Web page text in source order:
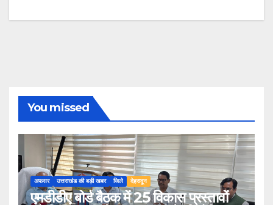
You missed
अफसर उत्तराखंड की बड़ी खबर जिले देहरादून
एमडीडीए बोर्ड बैठक में 25 विकास प्रस्तावों